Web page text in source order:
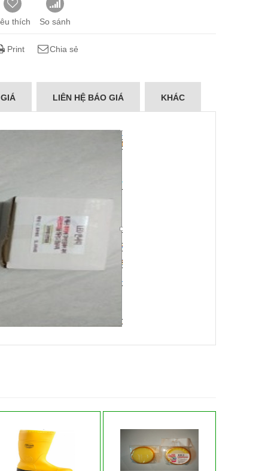
thích So sánh
Print Chia sẻ
LIÊN HỆ BÁO GIÁ KHÁC